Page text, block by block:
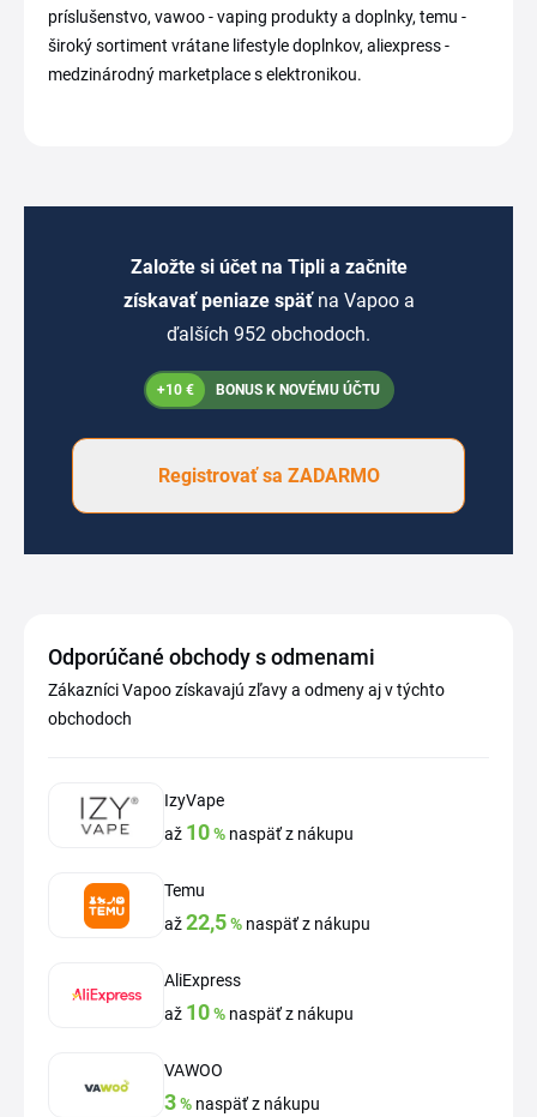
príslušenstvo, vawoo - vaping produkty a doplnky, temu -
široký sortiment vrátane lifestyle doplnkov, aliexpress -
medzinárodný marketplace s elektronikou.
Založte si účet na Tipli a začnite
získavať peniaze späť na Vapoo a
ďalších 952 obchodoch.
+10 € BONUS K NOVÉMU ÚČTU
Registrovať sa ZADARMO
Odporúčané obchody s odmenami
Zákazníci Vapoo získavajú zľavy a odmeny aj v týchto
obchodoch
IzyVape
až 10% naspäť z nákupu
Temu
až22,5% naspäť z nákupu
AliExpress
až 10% naspäť z nákupu
VAWOO
3% naspäť z nákupu